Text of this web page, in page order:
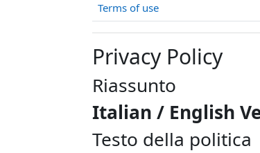
Terms of use
Privacy Policy
Riassunto
Italian / English
Testo della politica